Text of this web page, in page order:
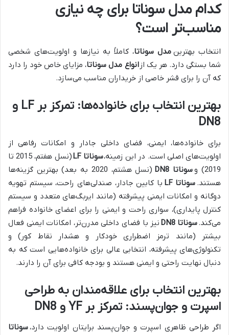
کدام مدل سوناتا برای چه نیازی
مناسب‌تر است؟
انتخاب بهترین مدل سوناتا، کاملاً به نیازها و اولویت‌های شخصی
شما بستگی دارد. هر یک از انواع مدل سوناتا، مزایای خاص خود را دارد
که آن را برای قشر خاصی از خریداران مناسب می‌سازد.
بهترین انتخاب برای خانواده‌ها: تمرکز بر LF و
DN8
برای خانواده‌ها، ایمنی، فضای داخلی جادار و امکانات رفاهی از
اولویت‌های اصلی است. در این زمینه،سوناتا LF
(نسل هفتم، 2015 تا
2019) و
سوناتا DN8
(نسل هشتم، 2020 به بعد) بهترین گزینه‌ها
هستند. سوناتا LF
با کابین جادار، صندلی‌های راحت، سیستم تهویه
دوگانه و امکانات ایمنی پیشرفته (مانند ایربگ‌های متعدد و سیستم
کنترل پایداری)، سواری راحت و ایمنی را برای اعضای خانواده فراهم
می‌کند.سوناتا DN8
نیز با فضای داخلی مدرن‌تر، امکانات ایمنی فعال
بیشتر (مانند ترمز اضطراری خودکار و هشدار نقاط کور) و
تکنولوژی‌های پیشرفته، انتخابی عالی برای خانواده‌هایی است که به
دنبال نهایت راحتی و ایمنی هستند و بودجه کافی برای آن را دارند.
بهترین انتخاب برای علاقه‌مندان به طراحی
اسپرت و جوان‌پسند: تمرکز بر YF و DN8
اگر طراحی ظاهری اسپرت و جوان‌پسند برایتان اولویت دارد،سوناتا